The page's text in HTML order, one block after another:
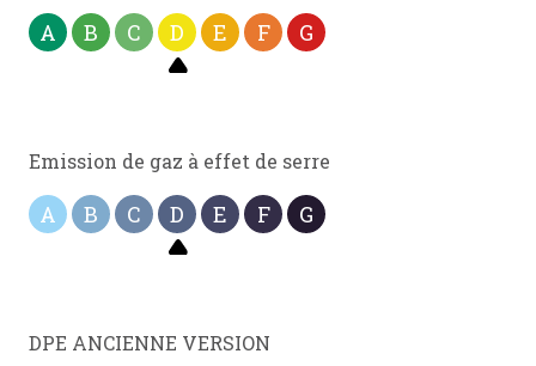
A B C D E F G
Emission de gaz à effet de serre
A B C D E F G
DPE ANCIENNE VERSION